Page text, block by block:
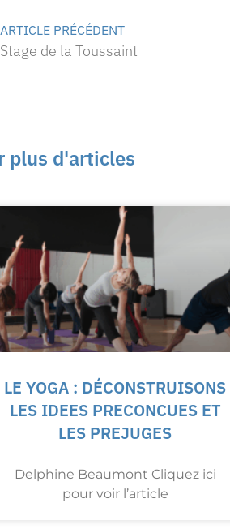
ARTICLE PRÉCÉDENT
Stage de la Toussaint
plus d'articles
LE YOGA : DÉCONSTRUISONS
LES IDEES PRECONCUES ET
LES PREJUGES
Delphine Beaumont Cliquez ici
pour voir l’article